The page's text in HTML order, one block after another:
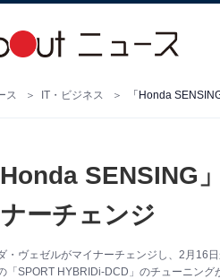
ス IT・ビジネス 「Honda
Honda SENSING
ーチェンジ
・ヴェゼルがマイナーチェンジし、2月16
「SPORT HYBRIDi-DCD」のチューニング